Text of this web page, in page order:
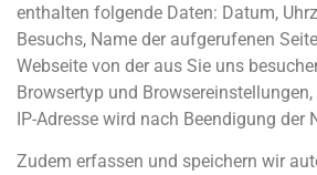
enthalten folgende Daten: Datum,
Besuchs, Name der aufgerufenen
Webseite von der aus Sie uns
Browsertyp und
IP-Adresse wird nach Beendigung der
Zudem erfassen und speichern wir